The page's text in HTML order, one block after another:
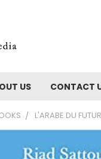
US CONTACT
L'ARABE DU